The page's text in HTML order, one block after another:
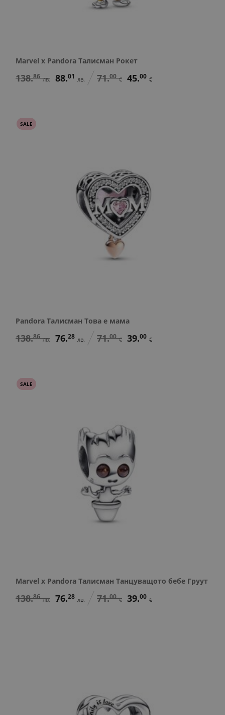
Marvel x Pandora Талисман Рокет
138.86 лв. 88.01 лв. 71.00 € 45.00 €
SALE
Pandora Талисман Това е мама
138.86 лв. 76.28 лв. 71.00 € 39.00 €
SALE
Marvel x Pandora Талисман Танцуващото бебе Груут
138.86 лв. 76.28 лв. 71.00 € 39.00 €